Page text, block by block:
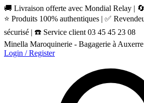
🚚 Livraison offerte avec Mondial Relay |
⭐ Produits 100% authentiques | ✅
sécurisé | ☎️ Service client 03 45 45 23 08
Minella Maroquinerie - Bagagerie à Auxerre
Login / Register